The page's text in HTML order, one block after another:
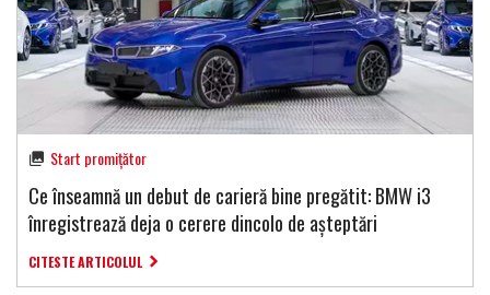
Start promițător
Ce înseamnă un debut de carieră bine pregătit: BMW i3
înregistrează deja o cerere dincolo de așteptări
CITESTE ARTICOLUL